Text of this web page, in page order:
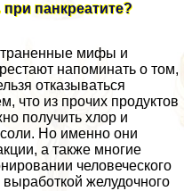
панкреатите?
мифы и
напоминать о том,
отказываться
что из прочих продуктов
получить хлор и
Но именно они
а также многие
человеческого
выработкой желудочного